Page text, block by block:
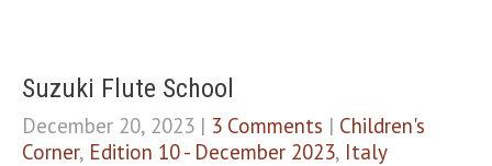
Suzuki Flute School
December 20, 2023 | 3 Comments | Children's
Corner, Edition 10 - December 2023, Italy